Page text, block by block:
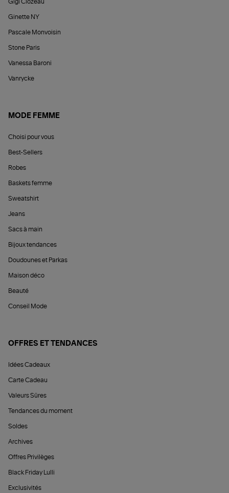
Gigi Clozeau
Ginette NY
Pascale Monvoisin
Stone Paris
Vanessa Baroni
Vanrycke
MODE FEMME
Choisi pour vous
Best-Sellers
Robes
Baskets femme
Sweatshirt
Jeans
Sacs à main
Bijoux tendances
Doudounes et Parkas
Maison déco
Beauté
Conseil Mode
OFFRES ET TENDANCES
Idées Cadeaux
Carte Cadeau
Valeurs Sûres
Tendances du moment
Soldes
Archives
Offres Privilèges
Black Friday Lulli
Exclusivités